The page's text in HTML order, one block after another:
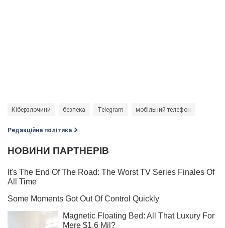
Кіберзлочини безпека Telegram мобільний телефон
Редакційна політика